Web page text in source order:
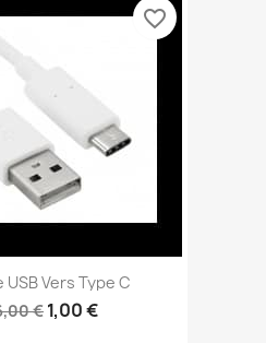
USB Vers Type C
€ 1,00 €
favorite_border